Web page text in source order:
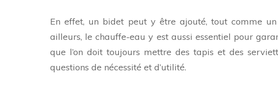
En effet, un bidet peut y être ajouté, tout comme
ailleurs, le chauffe-eau y est aussi essentiel pour
que l’on doit toujours mettre des tapis et des
questions de nécessité et d’utilité.